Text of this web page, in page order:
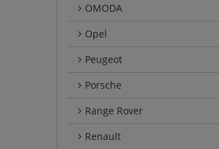
OMODA
Opel
Peugeot
Porsche
Range Rover
Renault